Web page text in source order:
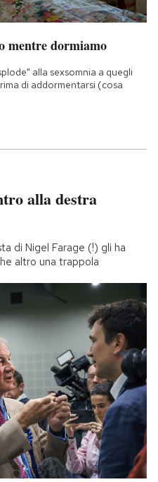
mentre dormiamo
alla sexsomnia a quegli
di addormentarsi (cosa
alla destra
di Nigel Farage (!) gli ha
altro una trappola